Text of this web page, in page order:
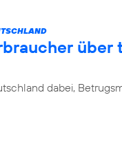
dabei,